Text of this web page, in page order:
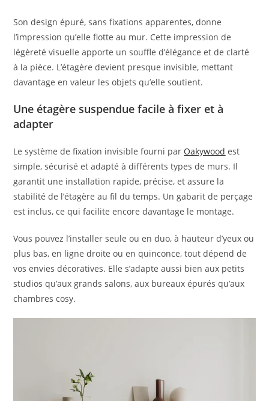
Son design épuré, sans fixations apparentes, donne
l’impression qu’elle flotte au mur. Cette impression de
légèreté visuelle apporte un souffle d’élégance et de clarté
à la pièce. L’étagère devient presque invisible, mettant
davantage en valeur les objets qu’elle soutient.
Une étagère suspendue facile à fixer et à
adapter
Le système de fixation invisible fourni par Oakywood est
simple, sécurisé et adapté à différents types de murs. Il
garantit une installation rapide, précise, et assure la
stabilité de l’étagère au fil du temps. Un gabarit de perçage
est inclus, ce qui facilite encore davantage le montage.
Vous pouvez l’installer seule ou en duo, à hauteur d’yeux ou
plus bas, en ligne droite ou en quinconce, tout dépend de
vos envies décoratives. Elle s’adapte aussi bien aux petits
studios qu’aux grands salons, aux bureaux épurés qu’aux
chambres cosy.